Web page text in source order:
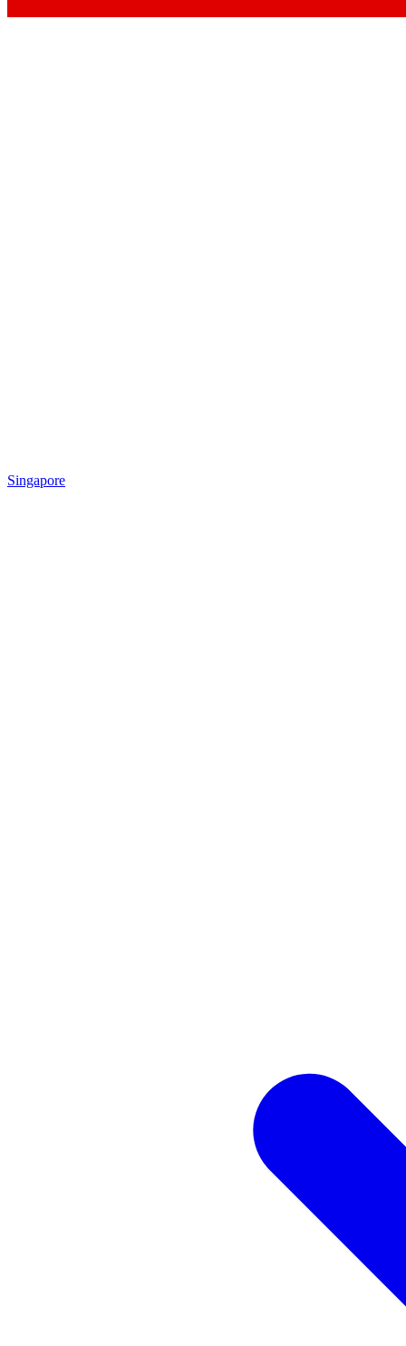
Singapore